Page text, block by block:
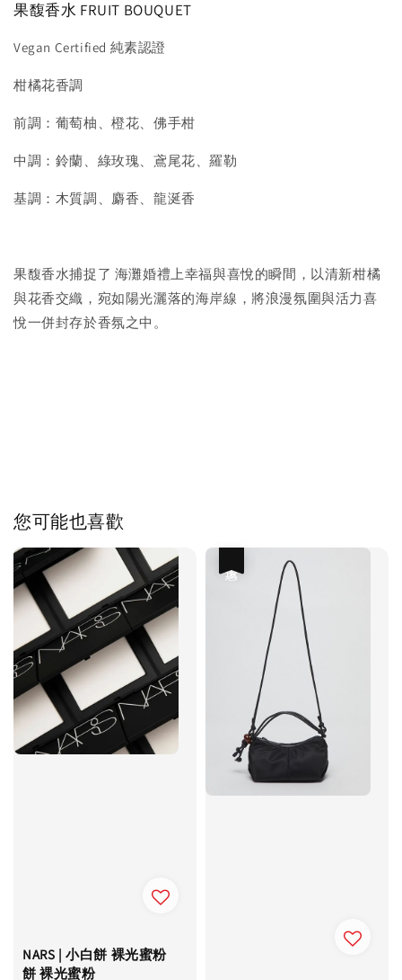
果馥香水 FRUIT BOUQUET
Vegan Certified 純素認證
柑橘花香調
前調：葡萄柚、橙花、佛手柑
中調：鈴蘭、綠玫瑰、鳶尾花、羅勒
基調：木質調、麝香、龍涎香
果馥香水捕捉了 海灘婚禮上幸福與喜悅的瞬間，以清新柑橘
與花香交織，宛如陽光灑落的海岸線，將浪漫氛圍與活力喜
悅一併封存於香氛之中。
您可能也喜歡
NARS | 小白餅 裸光蜜粉
餅 裸光蜜粉